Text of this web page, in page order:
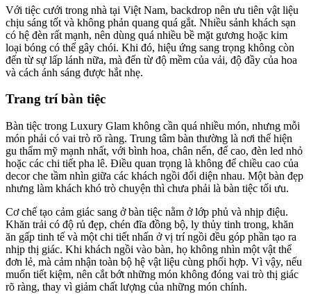
Với tiệc cưới trong nhà tại Việt Nam, backdrop nên ưu tiên vật liệu
chịu sáng tốt và không phản quang quá gắt. Nhiều sảnh khách sạn
có hệ đèn rất mạnh, nên dùng quá nhiều bề mặt gương hoặc kim
loại bóng có thể gây chói. Khi đó, hiệu ứng sang trọng không còn
đến từ sự lấp lánh nữa, mà đến từ độ mềm của vải, độ đầy của hoa
và cách ánh sáng được hắt nhẹ.
Trang trí bàn tiệc
Bàn tiệc trong Luxury Glam không cần quá nhiều món, nhưng mỗi
món phải có vai trò rõ ràng. Trung tâm bàn thường là nơi thể hiện
gu thẩm mỹ mạnh nhất, với bình hoa, chân nến, đế cao, đèn led nhỏ
hoặc các chi tiết pha lê. Điều quan trọng là không để chiều cao của
decor che tầm nhìn giữa các khách ngồi đối diện nhau. Một bàn đẹp
nhưng làm khách khó trò chuyện thì chưa phải là bàn tiệc tối ưu.
Cơ chế tạo cảm giác sang ở bàn tiệc nằm ở lớp phủ và nhịp điệu.
Khăn trải có độ rủ đẹp, chén đĩa đồng bộ, ly thủy tinh trong, khăn
ăn gấp tinh tế và một chi tiết nhấn ở vị trí ngồi đều góp phần tạo ra
nhịp thị giác. Khi khách ngồi vào bàn, họ không nhìn một vật thể
đơn lẻ, mà cảm nhận toàn bộ hệ vật liệu cùng phối hợp. Vì vậy, nếu
muốn tiết kiệm, nên cắt bớt những món không đóng vai trò thị giác
rõ ràng, thay vì giảm chất lượng của những món chính.